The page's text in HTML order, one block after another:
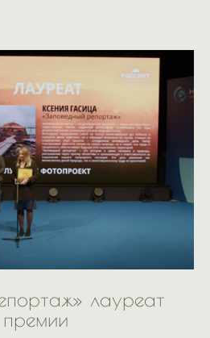
лауреат